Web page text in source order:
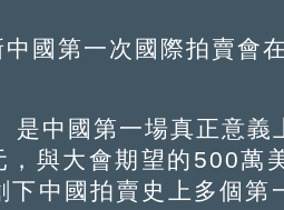
第一次國際拍賣會在
中國第一場真正意義
與大會期望的500萬
下中國拍賣史上多個第